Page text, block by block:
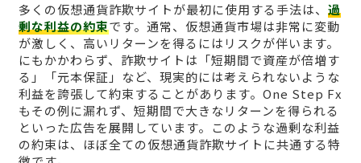
多くの仮想通貨詐欺サイトが最初に使用する手法は、 過
剰な利益の約束です。通常、仮想通貨市場は非常に変動
が激しく、高いリターンを得るにはリスクが伴います。
にもかかわらず、詐欺サイトは「短期間で資産が倍増す
る」「元本保証」など、現実的には考えられないような
利益を誇張して約束することがあります。One Step Fx
もその例に漏れず、短期間で大きなリターンを得られる
といった広告を展開しています。このような過剰な利益
の約束は、ほぼ全ての仮想通貨詐欺サイトに共通する特